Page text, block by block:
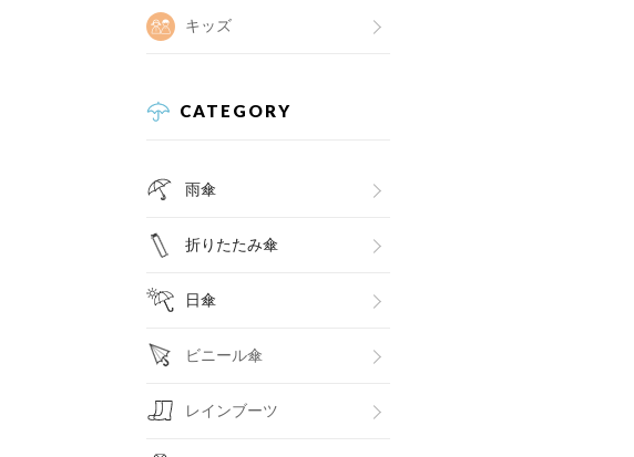
キッズ
CATEGORY
雨傘
折りたたみ傘
日傘
ビニール傘
レインブーツ